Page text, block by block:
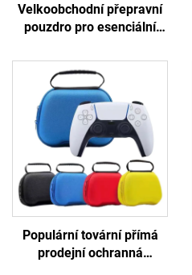
Velkoobchodní přepravní
pouzdro pro esenciální
zákaznického loga –
pouzdro z EVA pro
lahvičky s esenciálními
oleji, cestovní
taštička/pouzdro
Populární tovární přímá
prodejní ochranná